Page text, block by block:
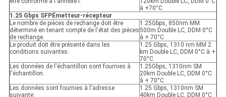
à +70°C
1.25 Gbps SFPÉmetteur-récepteur
Le nombre de pièces de rechange doit être
déterminé en tenant compte de l'état des pièces
de rechange.
1.25Gbps, 850nm MM
500m Double LC, DDM 0°C
à + 70°C
Le produit doit être présenté dans les
conditions suivantes:
1.25 Gbps, 1310 nm MM 2
km Double LC, DDM 0°C à +
70°C
Les données de l'échantillon sont fournies à
l'échantillon.
1.25Gbps, 1310nm SM
20km Double LC, DDM 0°C
à + 70°C
Les données sont fournies à l'adresse
suivante:
1.25 Gbps, 1310nm SM
40km Double LC, DDM 0°C